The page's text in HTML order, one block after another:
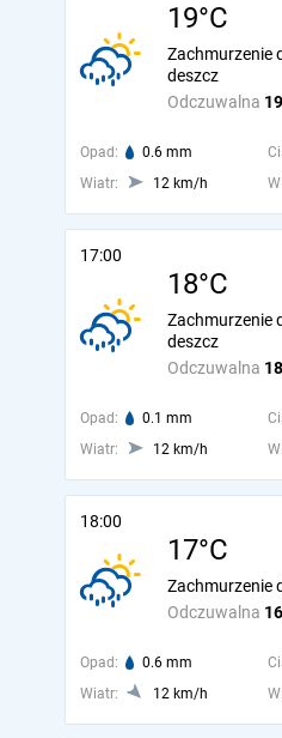
19°C
Odczuwalna
Zachmurzenie
deszcz
Opad: 0.6 mm
Wiatr:
12 km/h
17:00
18°C
Odczuwalna
Zachmurzenie
deszcz
Opad: 0.1 mm
Wiatr:
12 km/h
18:00
17°C
Odczuwalna
Zachmurzenie
Opad: 0.6 mm
Wiatr:
12 km/h